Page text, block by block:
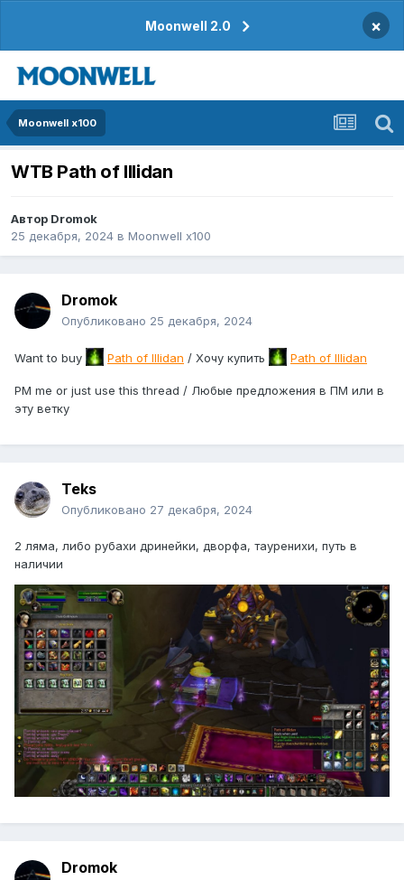
Moonwell 2.0 ×
Moonwell x100
WTB Path of Illidan
Автор Dromok
25 декабря, 2024 в Moonwell x100
Dromok
Опубликовано 25 декабря, 2024
Want to buy Path of Illidan / Хочу купить Path of Illidan
PM me or just use this thread / Любые предложения в ПМ или в
эту ветку
Teks
Опубликовано 27 декабря, 2024
2 ляма, либо рубахи дринейки, дворфа, тауренихи, путь в
наличии
Dromok